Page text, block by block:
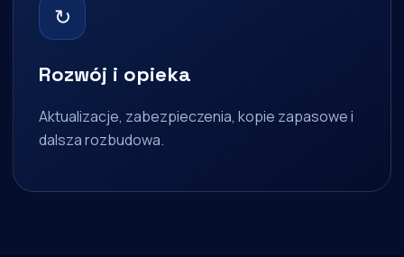
↻
Rozwój i opieka
Aktualizacje, zabezpieczenia, kopie zapasowe i
dalsza rozbudowa.